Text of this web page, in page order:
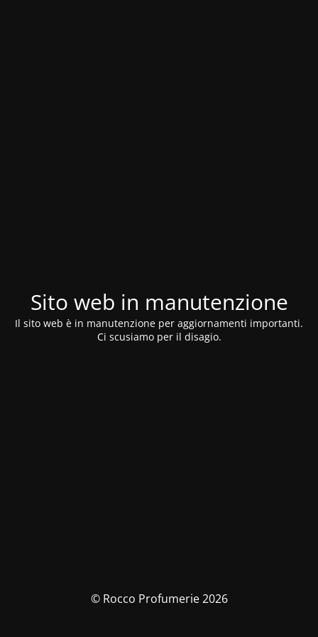
Sito web in manutenzione
Il sito web è in manutenzione per aggiornamenti importanti.
Ci scusiamo per il disagio.
© Rocco Profumerie 2026